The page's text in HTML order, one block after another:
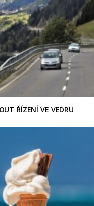
ŘÍZENÍ VE VEDRU